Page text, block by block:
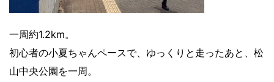
一周約1.2km。
初心者の小夏ちゃんペースで、ゆっくりと走ったあと、松
山中央公園を一周。